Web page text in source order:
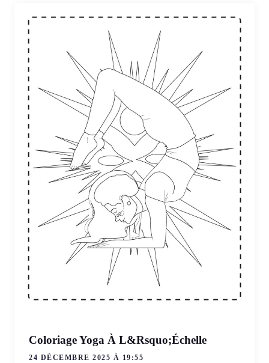
Coloriage Yoga À L&Rsquo;Échelle
24 DÉCEMBRE 2025 À 19:55